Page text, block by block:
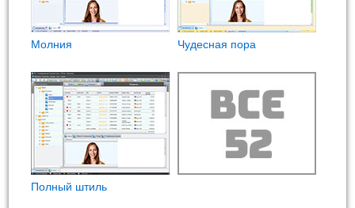
Молния Чудесная пора
Полный штиль